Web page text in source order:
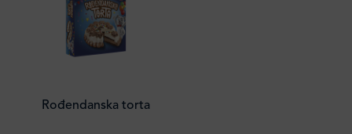
Rođendanska torta